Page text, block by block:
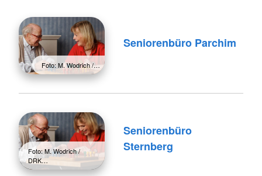
Foto: M. Wodrich /…
Seniorenbüro Parchim
Foto: M. Wodrich /
DRK…
Seniorenbüro
Sternberg